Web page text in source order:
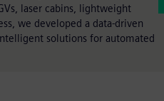
laser cabins, lightweight
we developed a data-driven
solutions for automated